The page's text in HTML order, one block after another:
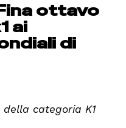
ottavo
ai
di
categoria K1